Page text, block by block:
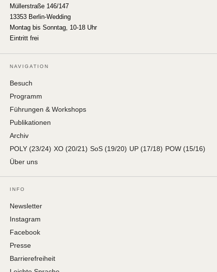
Müllerstraße 146/147
13353 Berlin-Wedding
Montag bis Sonntag, 10-18 Uhr
Eintritt frei
NAVIGATION
Besuch
Programm
Führungen & Workshops
Publikationen
Archiv
POLY (23/24) XO (20/21) SoS (19/20) UP (17/18) POW (15/16)
Über uns
INFO
Newsletter
Instagram
Facebook
Presse
Barrierefreiheit